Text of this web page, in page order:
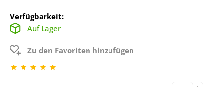
Verfügbarkeit:
Auf Lager
Zu den Favoriten hinzufügen